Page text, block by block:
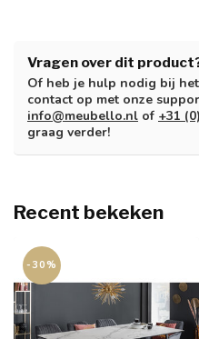
Vragen over dit
Of heb je hulp nodig bij
contact op met onze
info@meubello.nl of +31
graag verder!
Recent bekeken
-30%